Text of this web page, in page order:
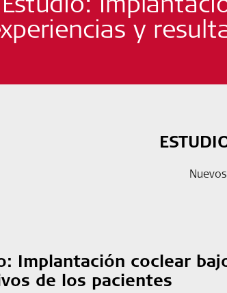
y
Implantación coclear
de los pacientes